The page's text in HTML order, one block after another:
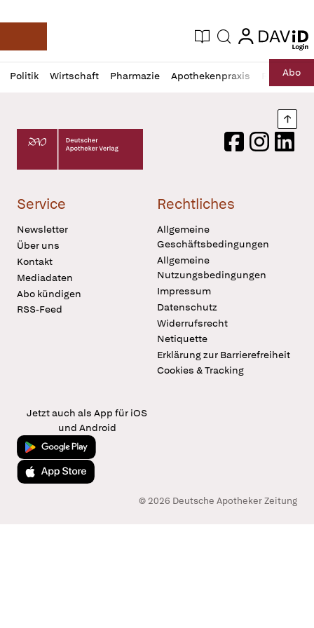
Deutsche Apotheker Zeitung
Aktuelle Ausgabe
Suche login
login
Politik Wirtschaft Pharmazie Apothekenpraxis RechtAbo
Profil
öffnen
Daz
Pur
Deutscher Apotheker Verlag Logo
FacebookInstagram
Service
Newsletter
Über uns
Kontakt
Mediadaten
Abo kündigen
RSS-Feed
Rechtliches
Allgemeine
Geschäftsbedingungen
Allgemeine
Nutzungsbedingungen
Impressum
Datenschutz
Widerrufsrecht
Netiquette
Erklärung zur Barrierefreiheit
Cookies & Tracking
Jetzt auch als App für iOS
und Android
Jetzt bei Google Play
Laden im App Store
© 2026 Deutsche Apotheker Zeitung